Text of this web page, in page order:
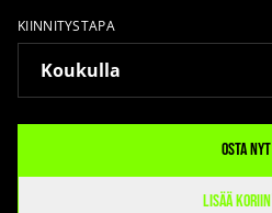
KIINNITYSTAPA
Osta nyt
Lisää koriin